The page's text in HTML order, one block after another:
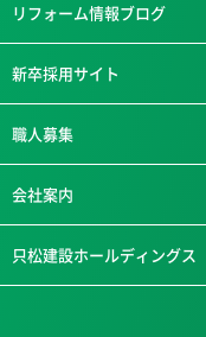
リフォーム情報ブログ
新卒採用サイト
職人募集
会社案内
只松建設ホールディングス